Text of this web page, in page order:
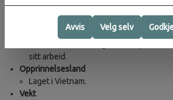
Rett nederkant faller over knærne.
Støtter Menneskene som Lagde Dette
Laget i en Fair Trade Certified™ fabrikk,
sitt arbeid.
Opprinnelsesland
Laget i Vietnam.
Vekt
Avvis Velg selv